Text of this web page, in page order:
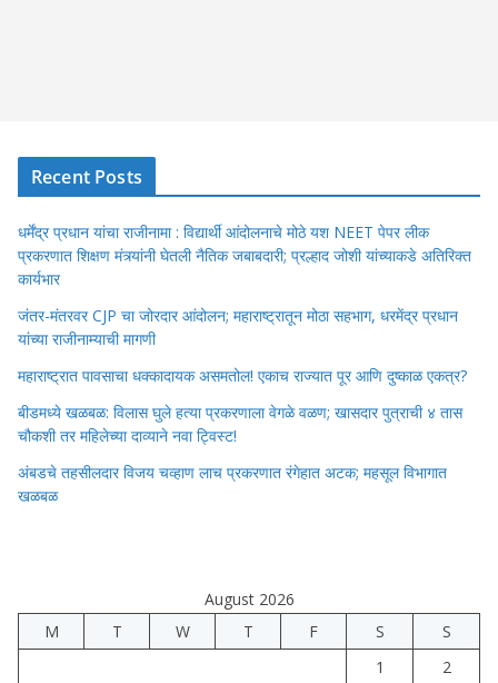
Recent Posts
धर्मेंद्र प्रधान यांचा राजीनामा : विद्यार्थी आंदोलनाचे मोठे यश NEET पेपर लीक
प्रकरणात शिक्षण मंत्र्यांनी घेतली नैतिक जबाबदारी; प्रल्हाद जोशी यांच्याकडे अतिरिक्त
कार्यभार
जंतर-मंतरवर CJP चा जोरदार आंदोलन; महाराष्ट्रातून मोठा सहभाग, धरमेंद्र प्रधान
यांच्या राजीनाम्याची मागणी
महाराष्ट्रात पावसाचा धक्कादायक असमतोल! एकाच राज्यात पूर आणि दुष्काळ एकत्र?
बीडमध्ये खळबळ: विलास घुले हत्या प्रकरणाला वेगळे वळण; खासदार पुत्राची ४ तास
चौकशी तर महिलेच्या दाव्याने नवा ट्विस्ट!
अंबडचे तहसीलदार विजय चव्हाण लाच प्रकरणात रंगेहात अटक; महसूल विभागात
खळबळ
August 2026
M
T W T F S
S
1
2